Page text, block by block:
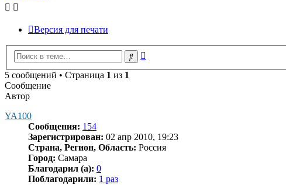
Версия для печати
Поиск
5 сообщений • Страница 1 из 1
Сообщение
Автор
YA100
Сообщения: 154
Зарегистрирован: 02 апр 2010, 19:23
Страна, Регион, Область: Россия
Город: Самара
Благодарил (а): 0
Поблагодарили: 1 раз